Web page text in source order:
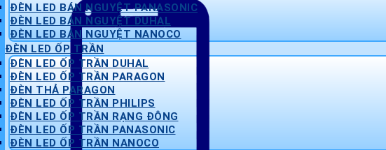
ĐÈN LED BÁN NGUYỆT PANASONIC
ĐÈN LED BÁN NGUYỆT DUHAL
ĐÈN LED BÁN NGUYỆT NANOCO
ĐÈN LED ỐP TRẦN
ĐÈN LED ỐP TRẦN DUHAL
ĐÈN LED ỐP TRẦN PARAGON
ĐÈN THẢ PARAGON
ĐÈN LED ỐP TRẦN PHILIPS
ĐÈN LED ỐP TRẦN RẠNG ĐÔNG
ĐÈN LED ỐP TRẦN PANASONIC
ĐÈN LED ỐP TRẦN NANOCO